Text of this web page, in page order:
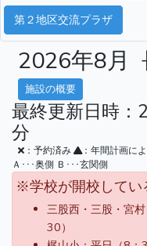
第２地区交流プラザ
2026年8月
施設の概要
最終更新日時
分
：予約済み
：年間計画に
Ａ･･･奥側 Ｂ･･･玄関側
※学校が開校してい
三股西・三股・宮
30）